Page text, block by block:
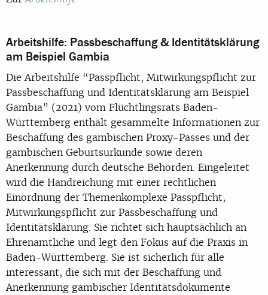
Arbeitshilfe: Passbeschaffung & Identitätsklärung
am Beispiel Gambia
Die Arbeitshilfe “Passpflicht, Mitwirkungspflicht zur
Passbeschaffung und Identitätsklärung am Beispiel
Gambia” (2021) vom Flüchtlingsrats Baden-
Württemberg enthält gesammelte Informationen zur
Beschaffung des gambischen Proxy-Passes und der
gambischen Geburtsurkunde sowie deren
Anerkennung durch deutsche Behörden. Eingeleitet
wird die Handreichung mit einer rechtlichen
Einordnung der Themenkomplexe Passpflicht,
Mitwirkungspflicht zur Passbeschaffung und
Identitätsklärung. Sie richtet sich hauptsächlich an
Ehrenamtliche und legt den Fokus auf die Praxis in
Baden-Württemberg. Sie ist sicherlich für alle
interessant, die sich mit der Beschaffung und
Anerkennung gambischer Identitätsdokumente